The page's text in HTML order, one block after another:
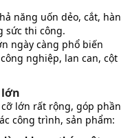
năng uốn dẻo, cắt, hàn
sức thi công.
ngày càng phổ biến
nghiệp, lan can, cột
lớn rất rộng, góp phần
công trình, sản phẩm: